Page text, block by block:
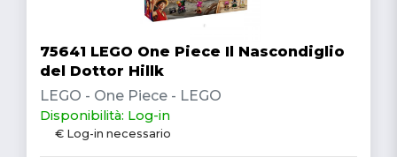
75641 LEGO One Piece Il Nascondiglio
del Dottor Hillk
LEGO - One Piece - LEGO
Disponibilità: Log-in
€ Log-in necessario